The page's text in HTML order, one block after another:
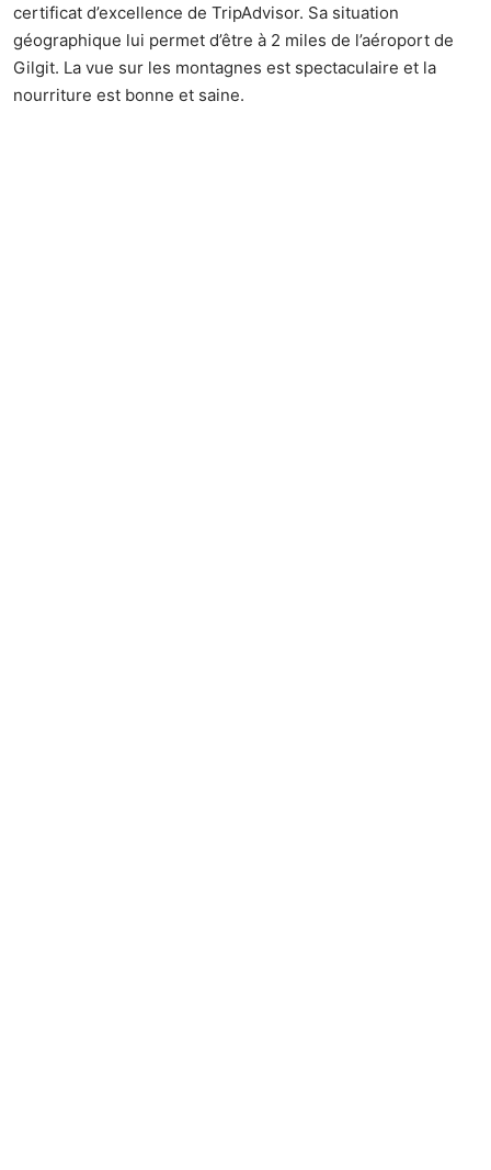
certificat d’excellence de TripAdvisor. Sa situation
géographique lui permet d’être à 2 miles de l’aéroport de
Gilgit. La vue sur les montagnes est spectaculaire et la
nourriture est bonne et saine.